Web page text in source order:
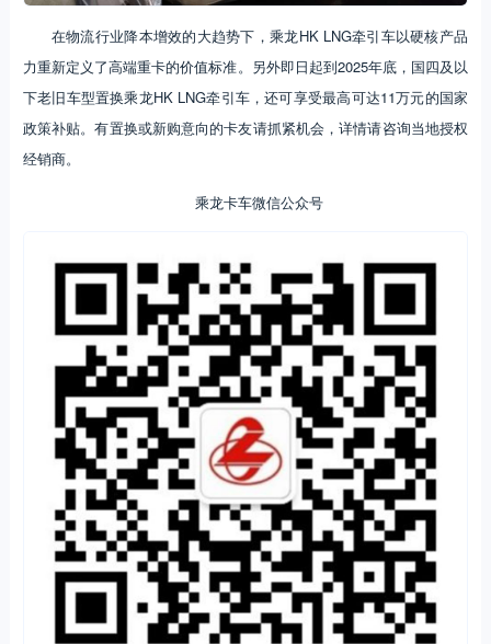
在物流行业降本增效的大趋势下，乘龙HK LNG牵引车以硬核产品
力重新定义了高端重卡的价值标准。另外即日起到2025年底，国四及以
下老旧车型置换乘龙HK LNG牵引车，还可享受最高可达11万元的国家
政策补贴。有置换或新购意向的卡友请抓紧机会，详情请咨询当地授权
经销商。
乘龙卡车微信公众号